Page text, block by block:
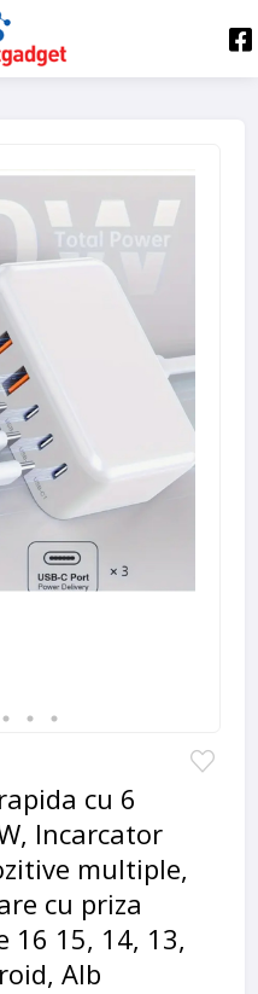
cu 6
Incarcator
multiple,
cu priza
16 15, 14, 13,
Alb